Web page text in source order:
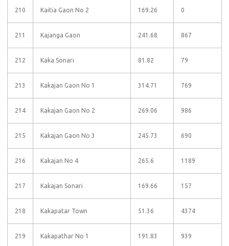
210 Kaitia Gaon No 2 169.26 0
211 Kajanga Gaon 241.68 867
212 Kaka Sonari 81.82 79
213 Kakajan Gaon No 1 314.71 769
214 Kakajan Gaon No 2 269.06 986
215 Kakajan Gaon No 3 245.73 690
216 Kakajan No 4 265.6 1189
217 Kakajan Sonari 169.66 157
218 Kakapatar Town 51.36 4374
219 Kakapathar No 1 191.83 939